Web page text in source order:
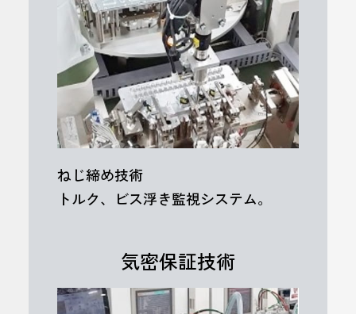
ねじ締め技術
トルク、ビス浮き監視システム。
気密保証技術